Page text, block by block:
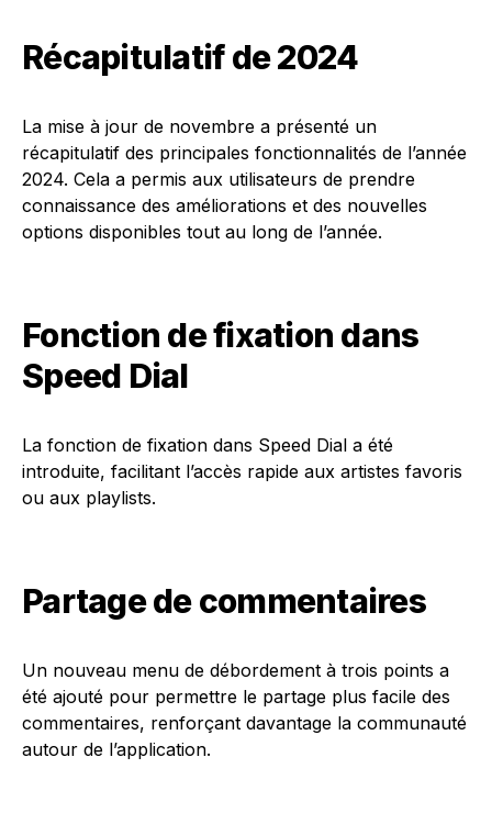
Récapitulatif de 2024
La mise à jour de novembre a présenté un
récapitulatif des principales fonctionnalités de l’année
2024. Cela a permis aux utilisateurs de prendre
connaissance des améliorations et des nouvelles
options disponibles tout au long de l’année.
Fonction de fixation dans
Speed Dial
La fonction de fixation dans Speed Dial a été
introduite, facilitant l’accès rapide aux artistes favoris
ou aux playlists.
Partage de commentaires
Un nouveau menu de débordement à trois points a
été ajouté pour permettre le partage plus facile des
commentaires, renforçant davantage la communauté
autour de l’application.